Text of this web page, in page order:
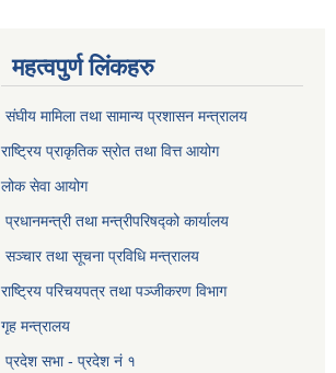
महत्वपुर्ण लिंकहरु
संघीय मामिला तथा सामान्य प्रशासन मन्त्रालय
राष्ट्रिय प्राकृतिक स्राेत तथा वित्त आयोग
लोक सेवा आयोग
प्रधानमन्त्री तथा मन्त्रीपरिषद्को कार्यालय
सञ्‍चार तथा सूचना प्रविधि मन्त्रालय
राष्ट्रिय परिचयपत्र तथा पञ्जीकरण विभाग​
गृह मन्त्रालय
प्रदेश सभा - प्रदेश नं १